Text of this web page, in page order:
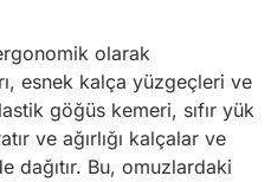
olarak
esnek kalça yüzgeçleri ve
göğüs kemeri, sıfır yük
ve ağırlığı kalçalar ve
dağıtır. Bu, omuzlardaki